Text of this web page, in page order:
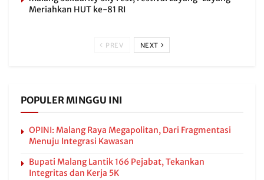
Meriahkan HUT ke-81 RI
PREV NEXT
POPULER MINGGU INI
OPINI: Malang Raya Megapolitan, Dari Fragmentasi
Menuju Integrasi Kawasan
Bupati Malang Lantik 166 Pejabat, Tekankan
Integritas dan Kerja 5K